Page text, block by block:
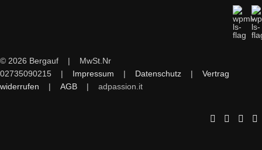
© 2026 Bergauf | MwSt.Nr
02735090215 | Impressum | Datenschutz | Vertrag
widerrufen | AGB | adpassion.it